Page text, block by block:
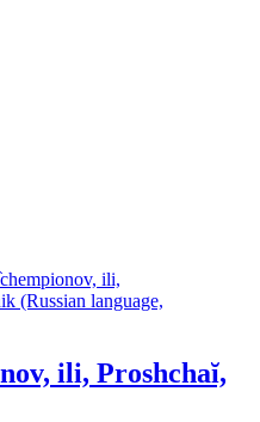
ili,
(Russian language,
ili, Proshchaĭ,